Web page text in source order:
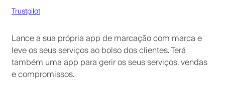
Trustpilot
Lance a sua própria app de marcação com marca e
leve os seus serviços ao bolso dos clientes. Terá
também uma app para gerir os seus serviços, vendas
e compromissos.